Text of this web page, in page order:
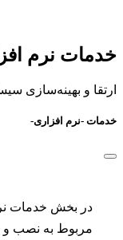
خدمات نرم
ارتقا و بهینه‌سازی
خدمات -نرم افزاری-
در بخش خدمات
مربوط به نصب و